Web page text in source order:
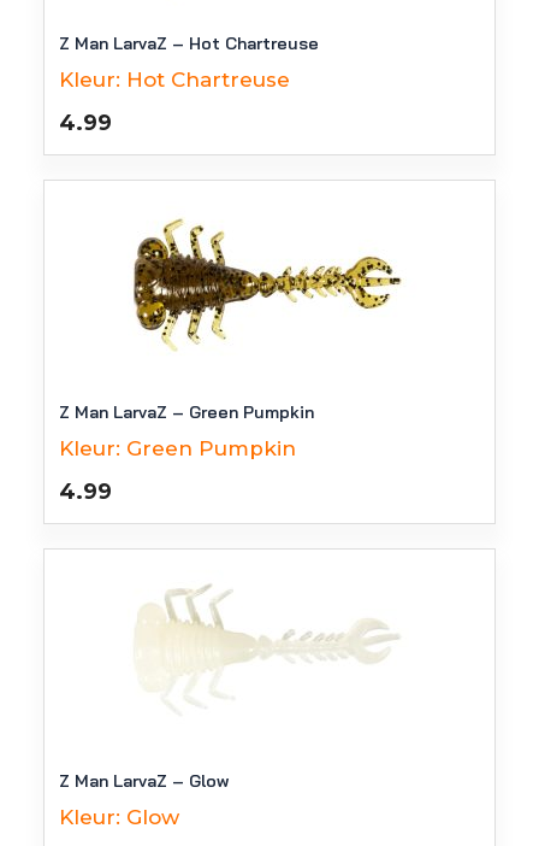
Z Man LarvaZ – Hot Chartreuse
Kleur: Hot Chartreuse
4.99
Z Man LarvaZ – Green Pumpkin
Kleur: Green Pumpkin
4.99
Z Man LarvaZ – Glow
Kleur: Glow